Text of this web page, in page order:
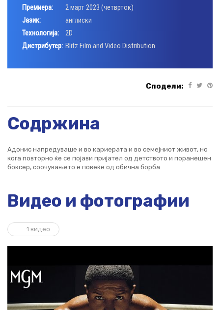
Премиера:
2 март 2023 (четврток)
Јазик:
англиски
Технологија:
2D
Дистрибутер: Blitz Film and Video Distribution
Сподели:
Содржина
Адонис напредуваше и во кариерата и во семејниот живот, но
кога повторно ќе се појави пријател од детството и поранешен
боксер, соочувањето е повеќе од обична борба.
Видео и фотографии
1 видео